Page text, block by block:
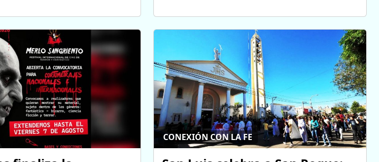
CONEXIÓN CON LA FE